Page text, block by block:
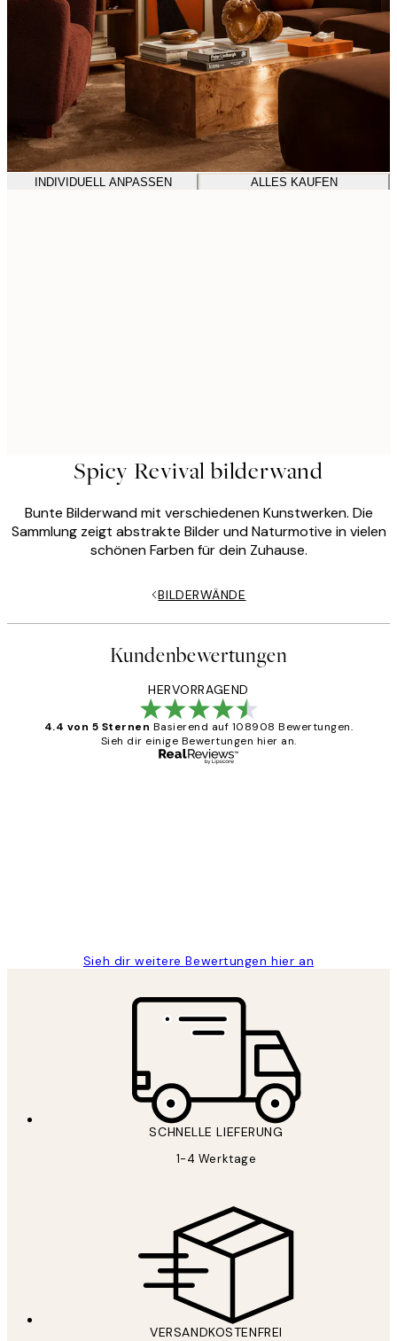
INDIVIDUELL ANPASSEN ALLES KAUFEN
Spicy Revival bilderwand
Bunte Bilderwand mit verschiedenen Kunstwerken. Die
Sammlung zeigt abstrakte Bilder und Naturmotive in vielen
schönen Farben für dein Zuhause.
BILDERWÄNDE
Kundenbewertungen
HERVORRAGEND
4.4 von 5 Sternen Basierend auf 108908 Bewertungen.
Sieh dir einige Bewertungen hier an.
Sieh dir weitere Bewertungen hier an
SCHNELLE LIEFERUNG
1-4 Werktage
VERSANDKOSTENFREI